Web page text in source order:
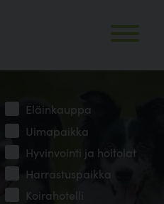
Eläinkauppa
Uimapaikka
Hyvinvointi ja hoitolat
Harrastuspaikka
Koirahotelli